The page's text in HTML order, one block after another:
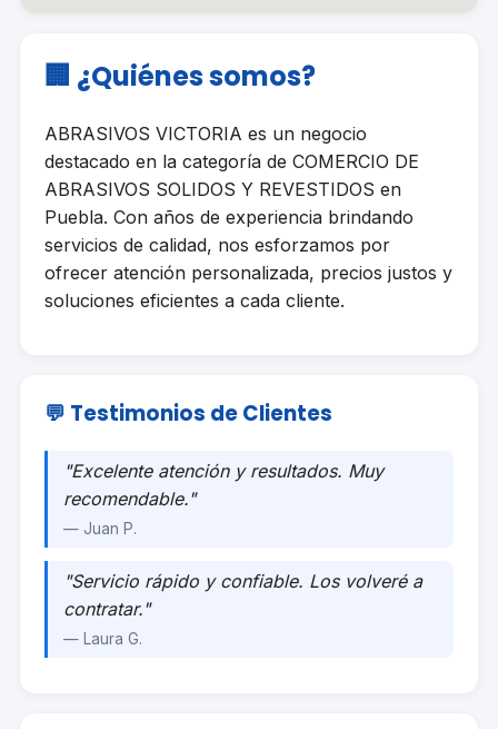
🏢 ¿Quiénes somos?
ABRASIVOS VICTORIA es un negocio
destacado en la categoría de COMERCIO DE
ABRASIVOS SOLIDOS Y REVESTIDOS en
Puebla. Con años de experiencia brindando
servicios de calidad, nos esforzamos por
ofrecer atención personalizada, precios justos y
soluciones eficientes a cada cliente.
💬 Testimonios de Clientes
"Excelente atención y resultados. Muy
recomendable."
— Juan P.
"Servicio rápido y confiable. Los volveré a
contratar."
— Laura G.